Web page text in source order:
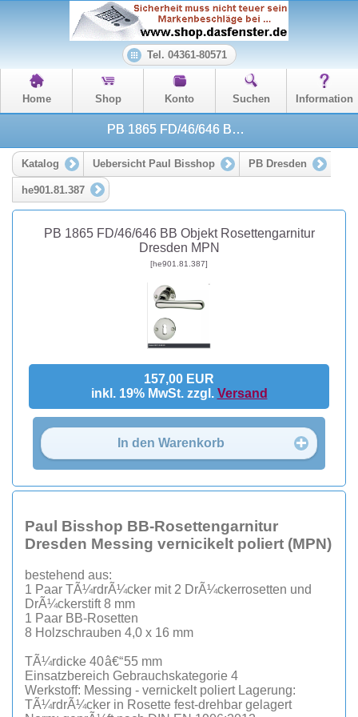
Tel. 04361-80571
Home Shop Konto Suchen Information
PB 1865 FD/46/646 BB Objekt Rosettengarnitur Dresden MPN
Katalog Uebersicht Paul Bisshop PB Dresden
he901.81.387
PB 1865 FD/46/646 BB Objekt Rosettengarnitur
Dresden MPN
[he901.81.387]
157,00 EUR
inkl. 19% MwSt. zzgl. Versand
In den Warenkorb
Paul Bisshop BB-Rosettengarnitur
Dresden Messing vernicikelt poliert (MPN)
bestehend aus:
1 Paar TÃ¼rdrÃ¼cker mit 2 DrÃ¼ckerrosetten und
DrÃ¼ckerstift 8 mm
1 Paar BB-Rosetten
8 Holzschrauben 4,0 x 16 mm
TÃ¼rdicke 40 â€“ 55 mm
Einsatzbereich Gebrauchskategorie 4
Werkstoff: Messing - vernickelt poliert Lagerung:
TÃ¼rdrÃ¼cker in Rosette fest-drehbar gelagert